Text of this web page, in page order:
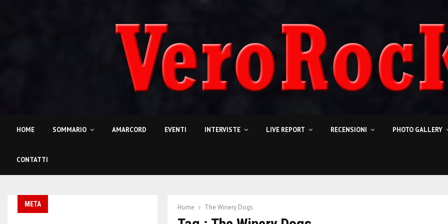
HOME SOMMARIO AMARCORD EVENTI INTERVISTE LIVE REPORT RECENSIONI PHOTO GALLERY
CONTATTI
Home The Winery Dogs
META